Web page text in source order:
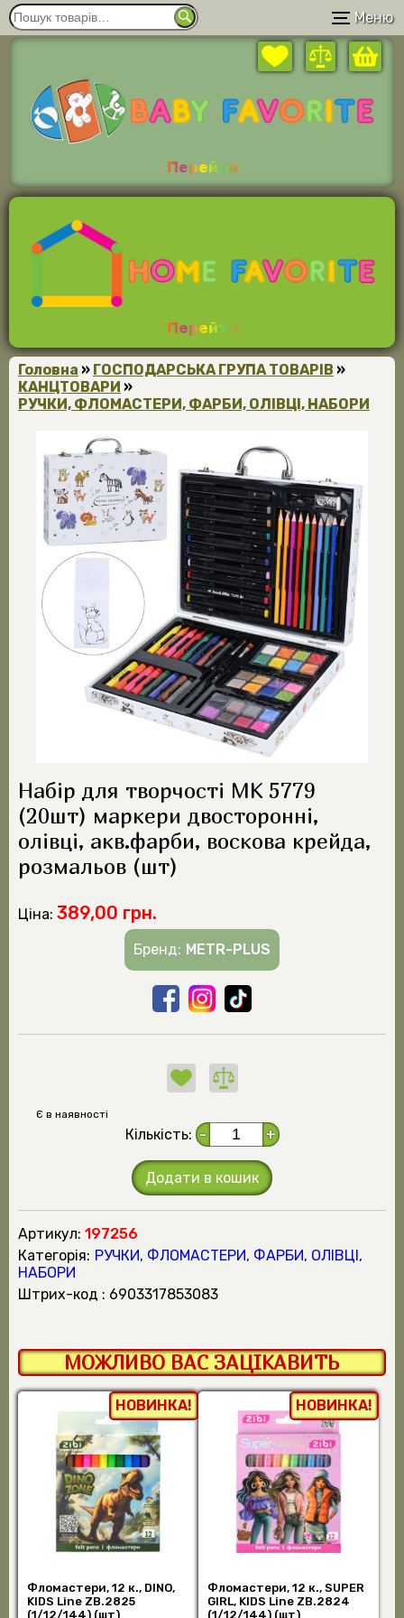
Меню
Перейти
Перейти
Головна » ГОСПОДАРСЬКА ГРУПА ТОВАРІВ »
КАНЦТОВАРИ »
РУЧКИ, ФЛОМАСТЕРИ, ФАРБИ, ОЛІВЦІ, НАБОРИ
Набір для творчості MK 5779
(20шт) маркери двосторонні,
олівці, акв.фарби, воскова крейда,
розмальов (шт)
Ціна: 389,00 грн.
Бренд: METR-PLUS
Є в наявності
Кількість: - +
Додати в кошик
Артикул: 197256
Категорія: РУЧКИ, ФЛОМАСТЕРИ, ФАРБИ, ОЛІВЦІ,
НАБОРИ
штрих-код : 6903317853083
МОЖЛИВО ВАС ЗАЦІКАВИТЬ
НОВИНКА!
Фломастери, 12 к., DINO,
KIDS Line ZB.2825
(1/12/144) (шт)
НОВИНКА!
Фломастери, 12 к., SUPER
GIRL, KIDS Line ZB.2824
(1/12/144) (шт)